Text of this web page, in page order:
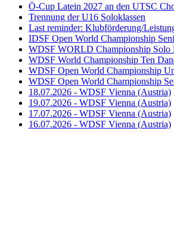
Ö-Cup Latein 2027 an den UTSC
Trennung der U16 Soloklassen
Last reminder: Klubförderung/
IDSF Open World Championship
WDSF WORLD Championship Solo
WDSF World Championship Ten
WDSF Open World Championship
WDSF Open World Championship
18.07.2026 - WDSF Vienna (Austria)
19.07.2026 - WDSF Vienna (Austria)
17.07.2026 - WDSF Vienna (Austria)
16.07.2026 - WDSF Vienna (Austria)